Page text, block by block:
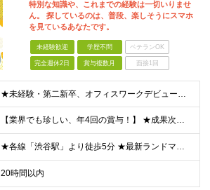
特別な知識や、これまでの経験は一切いりませ
ん。 探しているのは、普段、楽しそうにスマホ
を見ているあなたです。
未経験歓迎 学歴不問 ベテランOK
完全週休2日 賞与複数月 面接1回
★未経験・第二新卒、オフィスワークデビュー大歓迎 ★平均年齢は28.6歳！ ★20代の若手メンバーが中心になって活躍している職場です！ ●学歴不問 ※35歳以下の方（若年層の長期キャリア形成） ★こ
【業界でも珍しい、年4回の賞与！】 ★成果次第でスピード昇給可 →20代で年収700万〜900万超も！ ■未経験：月給26〜30万円＋賞与年4回（業績による）＋各種手当 ※経験・スキルを考慮して決定
★各線「渋谷駅」より徒歩5分 ★最新ランドマークオフィスです！ ★転勤はありません 【本社】 東京都渋谷区道玄坂2-25-12 道玄坂通 dogenzaka-dori 5階 ※(変更の範囲)上記を除
20時間以内